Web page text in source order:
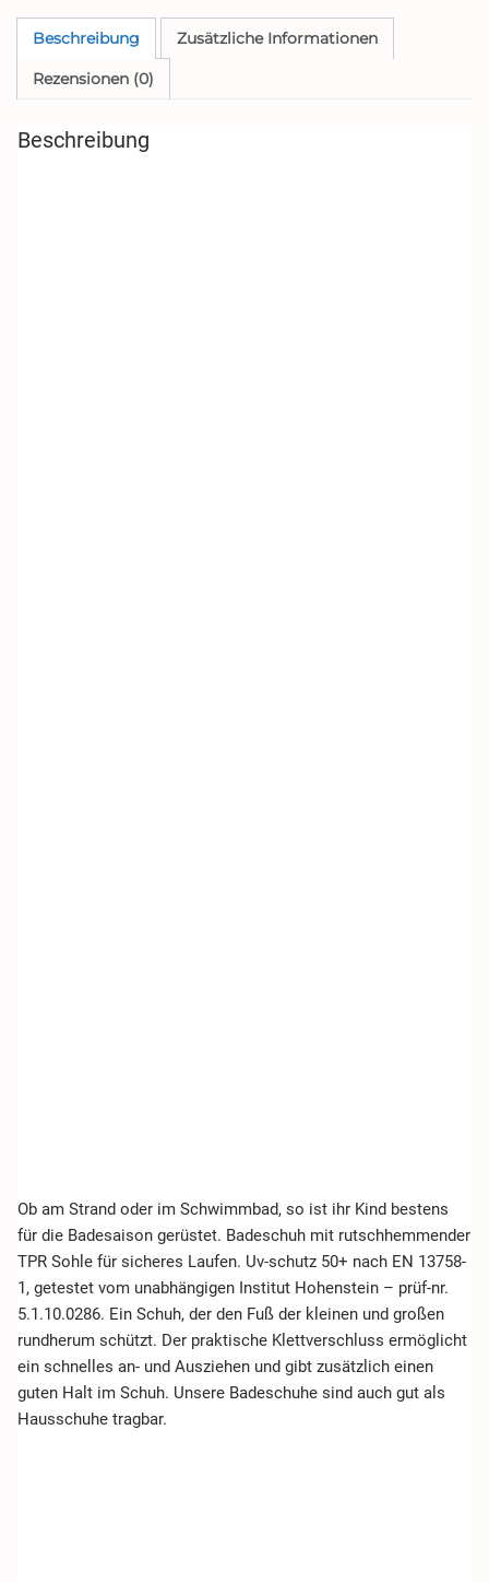
schutz
Schuhe
Blau
Beschreibung Zusätzliche Informationen
Rezensionen (0)
Beschreibung
Ob am Strand oder im Schwimmbad, so ist ihr Kind bestens
für die Badesaison gerüstet. Badeschuh mit rutschhemmender
TPR Sohle für sicheres Laufen. Uv-schutz 50+ nach EN 13758-
1, getestet vom unabhängigen Institut Hohenstein – prüf-nr.
5.1.10.0286. Ein Schuh, der den Fuß der kleinen und großen
rundherum schützt. Der praktische Klettverschluss ermöglicht
ein schnelles an- und Ausziehen und gibt zusätzlich einen
guten Halt im Schuh. Unsere Badeschuhe sind auch gut als
Hausschuhe tragbar.